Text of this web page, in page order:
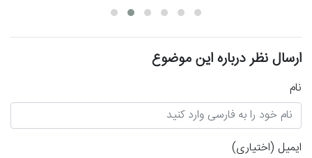
ارسال نظر درباره این موضوع
نام
ایمیل (اختیاری)